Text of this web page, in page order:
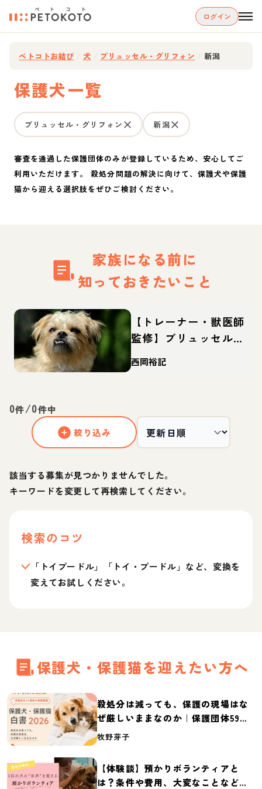
ログイン
ペトコトお結び 犬 ブリュッセル・グリフォン 新潟
保護犬一覧
ブリュッセル・グリフォン 新潟
審査を通過した保護団体のみが登録しているため、安心してご
利用いただけます。 殺処分問題の解決に向けて、保護犬や保護
猫から迎える選択肢をぜひご検討ください。
家族になる前に
知っておきたいこと
【トレーナー・獣医師
監修】ブリュッセルグ
リフォンってどんな
犬？性格・特徴・育て
西岡裕記
0件/0件中
絞り込み
該当する募集が見つかりませんでした。
キーワードを変更して再検索してください。
検索のコツ
「トイプードル」「トイ・プードル」など、変換を
変えてお試しください。
保護犬・保護猫を迎えたい方へ
殺処分は減っても、保護の現場はな
ぜ厳しいままなのか｜保護団体59団
体の実態調査【保護犬・保護猫白書
牧野芽子
【体験談】預かりボランティアと
は？条件や費用、大変なことなど紹